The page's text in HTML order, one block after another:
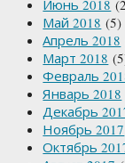
Июнь 2018
Май 2018 (5)
Апрель 2018
Март 2018
Февраль
Январь 2018
Декабрь
Ноябрь 2017
Октябрь